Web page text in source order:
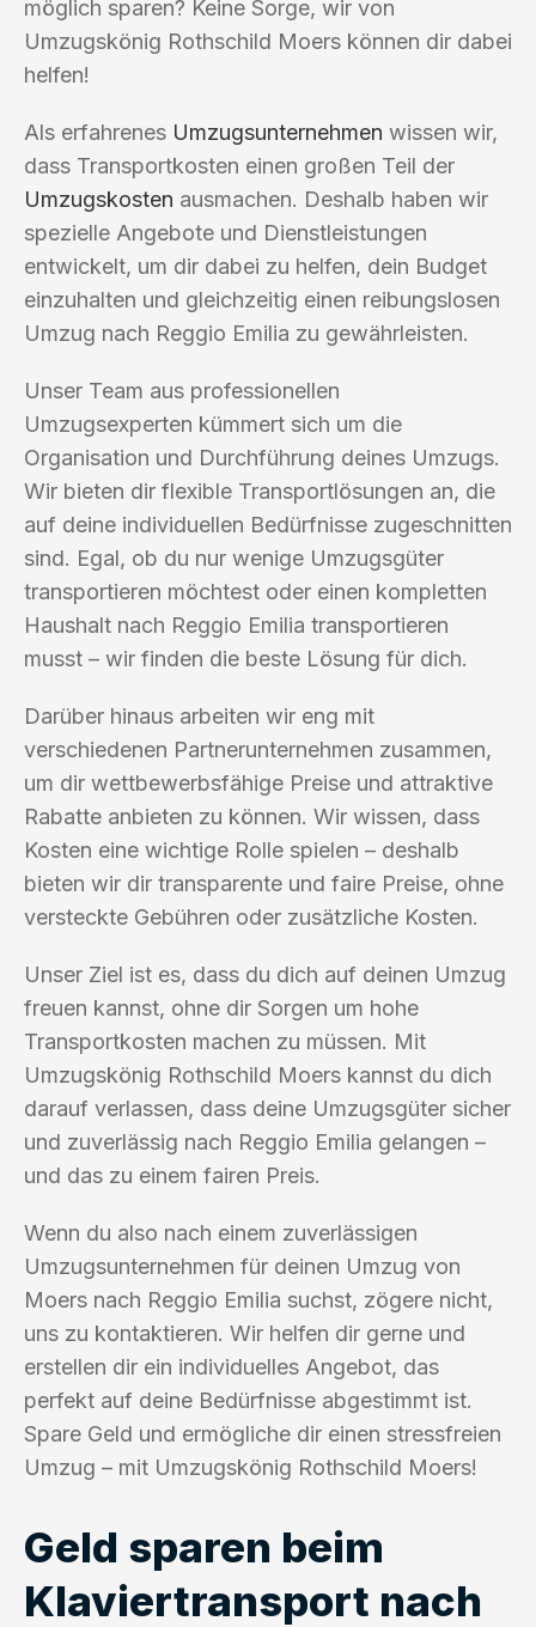
möglich sparen? Keine Sorge, wir von
Umzugskönig Rothschild Moers können dir dabei
helfen!
Als erfahrenes Umzugsunternehmen wissen wir,
dass Transportkosten einen großen Teil der
Umzugskosten ausmachen. Deshalb haben wir
spezielle Angebote und Dienstleistungen
entwickelt, um dir dabei zu helfen, dein Budget
einzuhalten und gleichzeitig einen reibungslosen
Umzug nach Reggio Emilia zu gewährleisten.
Unser Team aus professionellen
Umzugsexperten kümmert sich um die
Organisation und Durchführung deines Umzugs.
Wir bieten dir flexible Transportlösungen an, die
auf deine individuellen Bedürfnisse zugeschnitten
sind. Egal, ob du nur wenige Umzugsgüter
transportieren möchtest oder einen kompletten
Haushalt nach Reggio Emilia transportieren
musst – wir finden die beste Lösung für dich.
Darüber hinaus arbeiten wir eng mit
verschiedenen Partnerunternehmen zusammen,
um dir wettbewerbsfähige Preise und attraktive
Rabatte anbieten zu können. Wir wissen, dass
Kosten eine wichtige Rolle spielen – deshalb
bieten wir dir transparente und faire Preise, ohne
versteckte Gebühren oder zusätzliche Kosten.
Unser Ziel ist es, dass du dich auf deinen Umzug
freuen kannst, ohne dir Sorgen um hohe
Transportkosten machen zu müssen. Mit
Umzugskönig Rothschild Moers kannst du dich
darauf verlassen, dass deine Umzugsgüter sicher
und zuverlässig nach Reggio Emilia gelangen –
und das zu einem fairen Preis.
Wenn du also nach einem zuverlässigen
Umzugsunternehmen für deinen Umzug von
Moers nach Reggio Emilia suchst, zögere nicht,
uns zu kontaktieren. Wir helfen dir gerne und
erstellen dir ein individuelles Angebot, das
perfekt auf deine Bedürfnisse abgestimmt ist.
Spare Geld und ermögliche dir einen stressfreien
Umzug – mit Umzugskönig Rothschild Moers!
Geld sparen beim
Klaviertransport nach